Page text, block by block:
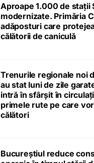
Aproape 1.000 de stații
modernizate. Primăria
adăposturi care
călătorii de caniculă
Trenurile regionale noi
au stat luni de zile
intră în sfârșit în
primele rute pe care
călători
Bucureștiul reduce